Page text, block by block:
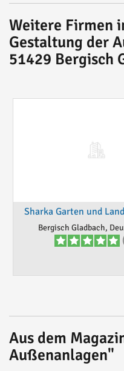
Weitere Firmen
Gestaltung der
51429 Bergisch
Sharka Garten und
Bergisch Gladbach,
Aus dem
Außenanlagen"